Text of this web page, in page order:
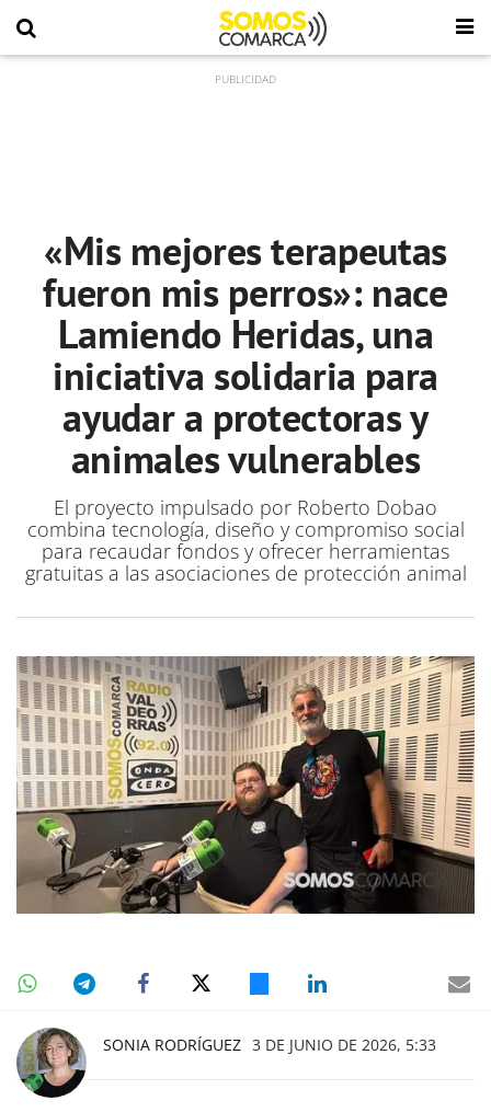
«Mis mejores terapeutas
fueron mis perros»: nace
Lamiendo Heridas, una
iniciativa solidaria para
ayudar a protectoras y
animales vulnerables
El proyecto impulsado por Roberto Dobao
combina tecnología, diseño y compromiso social
para recaudar fondos y ofrecer herramientas
gratuitas a las asociaciones de protección animal
SONIA RODRÍGUEZ 3 DE JUNIO DE 2026, 5:33